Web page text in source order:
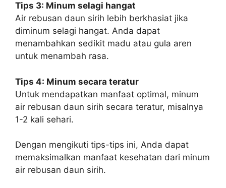
Tips 3: Minum selagi hangat
Air rebusan daun sirih lebih berkhasiat jika
diminum selagi hangat. Anda dapat
menambahkan sedikit madu atau gula aren
untuk menambah rasa.
Tips 4: Minum secara teratur
Untuk mendapatkan manfaat optimal, minum
air rebusan daun sirih secara teratur, misalnya
1-2 kali sehari.
Dengan mengikuti tips-tips ini, Anda dapat
memaksimalkan manfaat kesehatan dari minum
air rebusan daun sirih.